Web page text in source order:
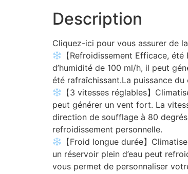
Description
Cliquez-ici pour vous assurer de
【Refroidissement Efficace,
d’humidité de 100 ml/h, il peut
été rafraîchissant.La puissance du
【3 vitesses réglables】
peut générer un vent fort. La
direction de soufflage à 80
refroidissement personnelle.
【Froid longue durée】
un réservoir plein d’eau peut
vous permet de personnaliser